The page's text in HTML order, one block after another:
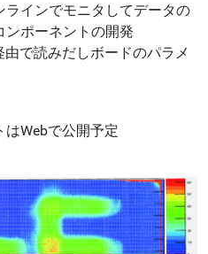
インでモニタしてデータの
ンポーネントの開発
で読みだしボードのパラメ
はWebで公開予定